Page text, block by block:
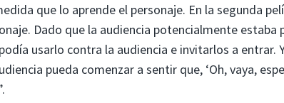
que lo aprende el personaje. En la segunda
Dado que la audiencia potencialmente
usarlo contra la audiencia e invitarlos a
pueda comenzar a sentir que, ‘Oh, vaya,